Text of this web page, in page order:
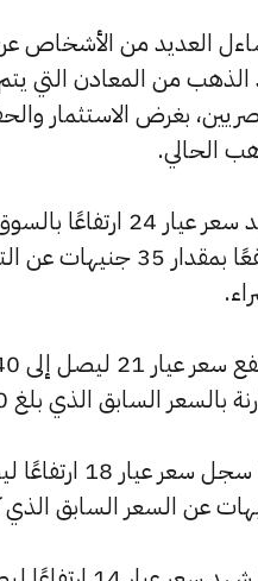
الذهب من المعادن التي
بغرض الاستثمار
الحالي.
السابق الذي بلغ 6820 جنيهًا للبيع و6750 جنيهًا للشراء.
السعر السابق الذي كان 5845 جنيهًا للبيع و5785